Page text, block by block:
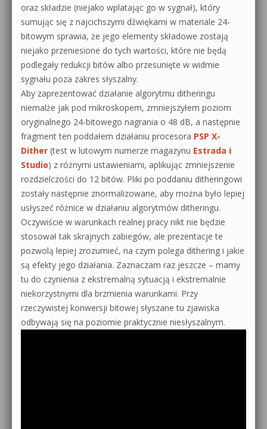
oraz składzie (niejako wplatając go w sygnał), który
sumując się z najcichszymi dźwiękami w materiale 24-
bitowym sprawia, że jego elementy składowe zostają
niejako przeniesione do tych wartości, które nie będą
podlegały redukcji bitów albo przesunięte w widmie
sygnału poza zakres słyszalny.
Aby zaprezentować działanie algorytmu ditheringu
niemalże jak pod mikroskopem, zmniejszyłem poziom
oryginalnego 24-bitowego nagrania o 48 dB, a następnie
fragment ten poddałem działaniu procesora PSP X-
Dither (test w lutowym numerze magazynu Estrada i
Studio) z różnymi ustawieniami, aplikując zmniejszenie
rozdzielczości do 12 bitów. Pliki po poddaniu ditheringowi
zostały następnie znormalizowane, aby można było lepiej
usłyszeć różnice w działaniu algorytmów ditheringu.
Oczywiście w warunkach realnej pracy nikt nie będzie
stosował tak skrajnych zabiegów, ale prezentacje te
pozwolą lepiej zrozumieć, na czym polega dithering i jakie
są efekty jego działania. Zaznaczam raz jeszcze – mamy
tu do czynienia z ekstremalną sytuacją i ekstremalnie
niekorzystnymi dla brzmienia warunkami. Przy
rzeczywistej konwersji bitowej słyszane tu zjawiska
odbywają się na poziomie praktycznie niesłyszalnym.